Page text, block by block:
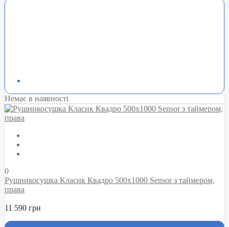
Немає в наявності
0
Рушникосушка Класик Квадро 500х1000 Sensor з таймером,
права
11 590 грн